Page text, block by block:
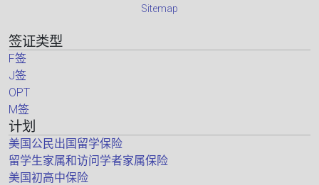
Sitemap
签证类型
F签
J签
OPT
M签
计划
美国公民出国留学保险
留学生家属和访问学者家属保险
美国初高中保险